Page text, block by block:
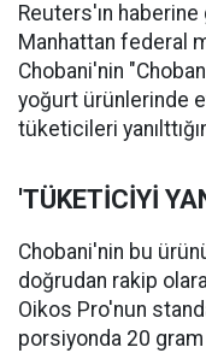
Reuters'ın
Manhattan federal
Chobani'nin
yoğurt ürünlerinde
tüketicileri
'TÜKETİCİYİ
Chobani'nin bu
doğrudan rakip
Oikos Pro'nun
porsiyonda 20